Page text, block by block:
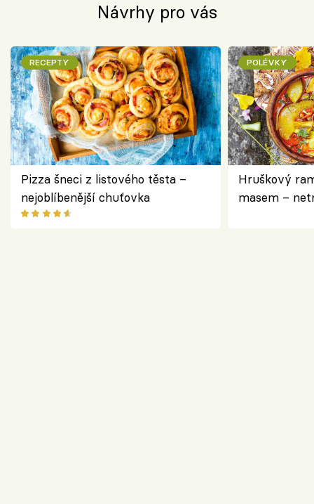
Návrhy pro vás
RECEPTY
Pizza šneci z listového těsta –
nejoblíbenější chuťovka
POLÉVKY
Hruškový
masem –